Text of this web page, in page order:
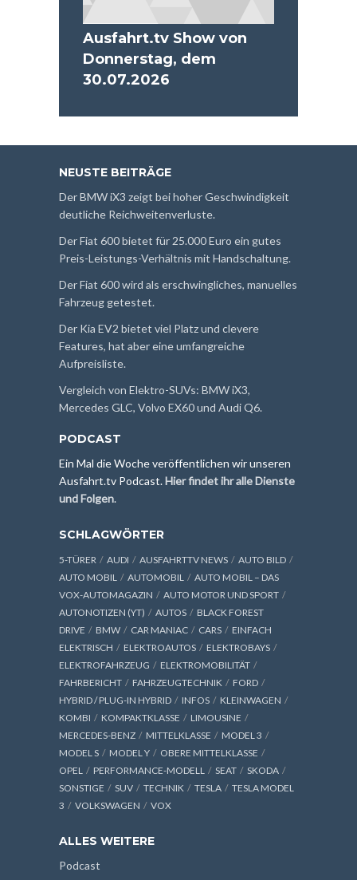
Ausfahrt.tv Show von
Donnerstag, dem
30.07.2026
NEUSTE BEITRÄGE
Der BMW iX3 zeigt bei hoher Geschwindigkeit
deutliche Reichweitenverluste.
Der Fiat 600 bietet für 25.000 Euro ein gutes
Preis-Leistungs-Verhältnis mit Handschaltung.
Der Fiat 600 wird als erschwingliches, manuelles
Fahrzeug getestet.
Der Kia EV2 bietet viel Platz und clevere
Features, hat aber eine umfangreiche
Aufpreisliste.
Vergleich von Elektro-SUVs: BMW iX3,
Mercedes GLC, Volvo EX60 und Audi Q6.
PODCAST
Ein Mal die Woche veröffentlichen wir unseren
Ausfahrt.tv Podcast.Hier findet ihr alle Dienste
und Folgen.
SCHLAGWÖRTER
5-TÜRER AUDI AUSFAHRTTV NEWS
AUTO BILD
AUTO MOBIL
AUTOMOBIL
AUTO MOBIL – DAS
VOX-AUTOMAGAZIN
AUTO MOTOR UND SPORT
AUTONOTIZEN (YT)
AUTOS
BLACK FOREST
DRIVE
BMW CAR MANIAC CARS
EINFACH
ELEKTRISCH
ELEKTROAUTOS
ELEKTROBAYS
ELEKTROFAHRZEUG
ELEKTROMOBILITÄT
FAHRBERICHT
FAHRZEUGTECHNIK
FORD
HYBRID / PLUG-IN HYBRID
INFOS
KLEINWAGEN
KOMBI
KOMPAKTKLASSE
LIMOUSINE
MERCEDES-BENZ
MITTELKLASSE
MODEL 3
MODEL S
MODEL Y
OBERE MITTELKLASSE
OPEL
PERFORMANCE-MODELL SEAT
SKODA
SONSTIGE
SUV TECHNIK TESLA
TESLA MODEL
3
VOLKSWAGEN VOX
ALLES WEITERE
Podcast